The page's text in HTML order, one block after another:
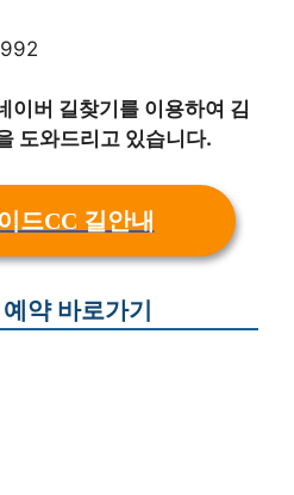
이버 길찾기를 이용하여 김
도와드리고 있습니다.
드CC 길안내
약 바로가기